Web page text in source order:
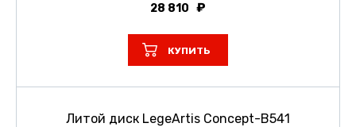
28 810
КУПИТЬ
Литой диск LegeArtis Concept-B541